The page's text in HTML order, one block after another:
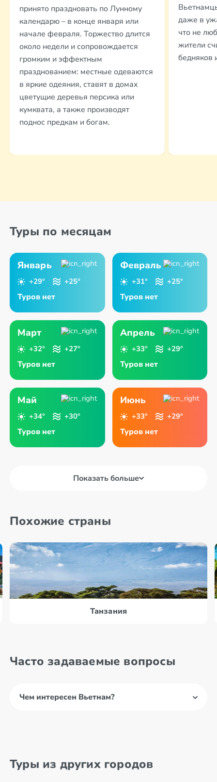
принято праздновать по Лунному
календарю – в конце января или
начале февраля. Торжество длится
около недели и сопровождается
громким и эффектным
празднованием: местные одеваются
в яркие одеяния, ставят в домах
цветущие деревья персика или
кумквата, а также производят
поднос предкам и богам.
даже в
что не
жители
бедняков
Туры по месяцам
Январь
+29° +25°
Туров нет
Февраль
+31° +25°
Туров нет
Март
+32° +27°
Туров нет
Апрель
+33° +29°
Туров нет
Май
+34° +30°
Туров нет
Июнь
+33° +29°
Туров нет
Показать больше
Похожие страны
Танзания
Часто задаваемые вопросы
Чем интересен Вьетнам?
Туры из других городов